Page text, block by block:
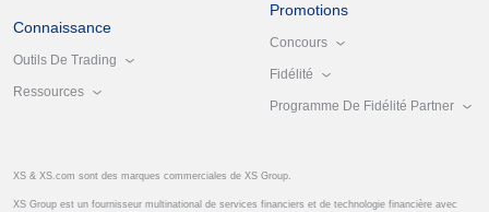
Connaissance
Outils De Trading
Ressources
Promotions
Concours
Fidélité
Programme De Fidélité Partner
XS & XS.com sont des marques commerciales de XS Group.
XS Group est un fournisseur multinational de services financiers et de technologie financière avec